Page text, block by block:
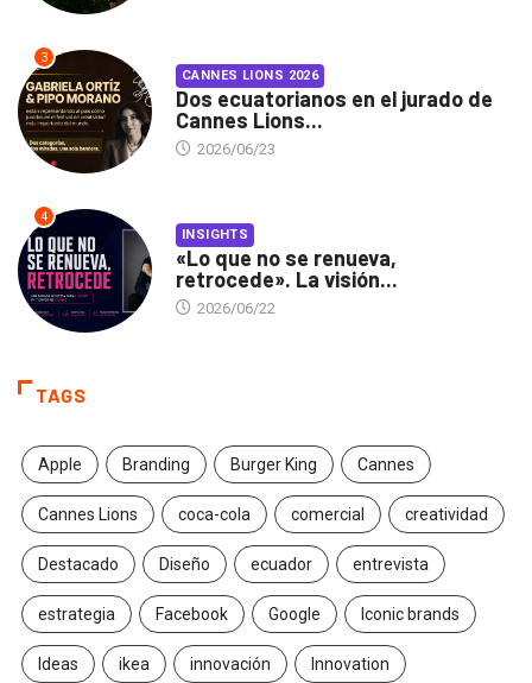
3
CANNES LIONS 2026
Dos ecuatorianos en el jurado de
Cannes Lions...
2026/06/23
4
INSIGHTS
«Lo que no se renueva,
retrocede». La visión...
2026/06/22
TAGS
Apple Branding Burger King Cannes
Cannes Lions coca-cola comercial creatividad
Destacado Diseño ecuador entrevista
estrategia Facebook Google Iconic brands
Ideas ikea innovación Innovation